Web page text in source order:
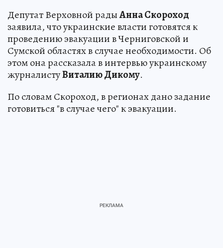
Депутат Верховной радыАнна Скороход
заявила, что украинские власти готовятся к
проведению эвакуации в Черниговской и
Сумской областях в случае необходимости. Об
этом она рассказала в интервью украинскому
журналистуВиталию Дикому.
По словам Скороход, в регионах дано задание
готовиться "в случае чего" к эвакуации.